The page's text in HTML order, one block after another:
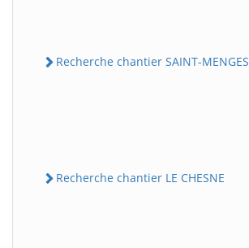
Recherche chantier SAINT-MENGES
Recherche chantier LE CHESNE